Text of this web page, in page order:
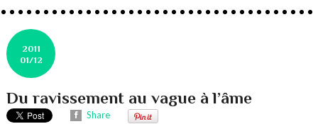
2011
01/12
Du ravissement au vague à l’âme
Share